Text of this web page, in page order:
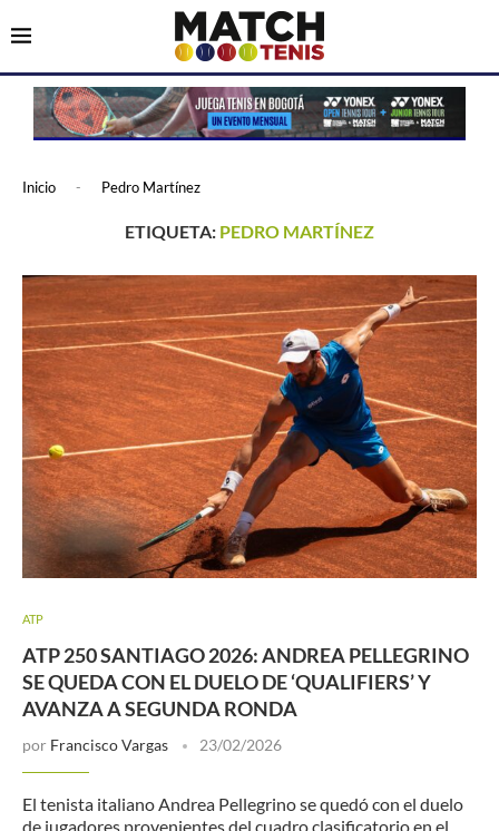
Inicio - Pedro Martínez
ETIQUETA: PEDRO MARTÍNEZ
ATP
ATP 250 SANTIAGO 2026: ANDREA PELLEGRINO
SE QUEDA CON EL DUELO DE ‘QUALIFIERS’ Y
AVANZA A SEGUNDA RONDA
por Francisco Vargas 23/02/2026
El tenista italiano Andrea Pellegrino se quedó con el duelo
de jugadores provenientes del cuadro clasificatorio en el